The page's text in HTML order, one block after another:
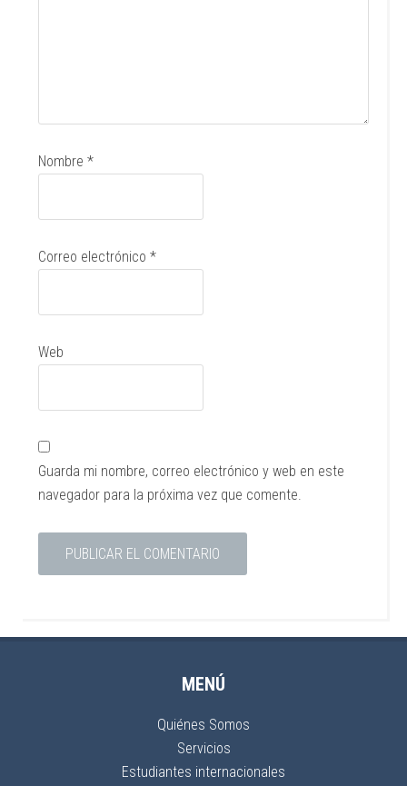
Nombre*
Correo electrónico*
Web
Guarda mi nombre, correo electrónico y web en este
navegador para la próxima vez que comente.
MENÚ
Quiénes Somos
Servicios
Estudiantes internacionales